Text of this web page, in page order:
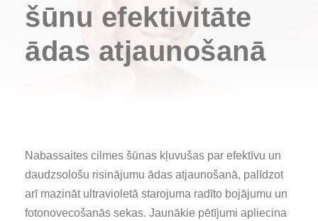
šūnu efektivitāte
ādas atjaunošanā
Nabassaites cilmes šūnas kļuvušas par efektīvu un
daudzsološu risinājumu ādas atjaunošanā, palīdzot
arī mazināt ultravioletā starojuma radīto bojājumu un
fotonovecošanās sekas. Jaunākie pētījumi apliecina